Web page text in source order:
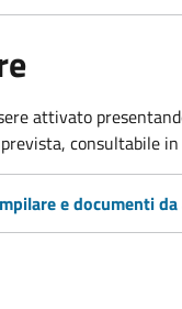
attivato
consultabile in
e documenti